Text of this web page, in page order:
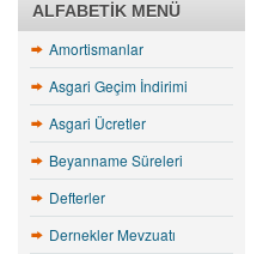
ALFABETIK MENÜ
Amortismanlar
Asgari Geçim İndirimi
Asgari Ücretler
Beyanname Süreleri
Defterler
Dernekler Mevzuatı